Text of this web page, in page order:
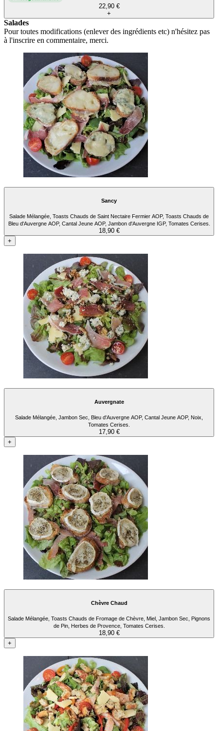
22,90 €
+
Salades
Pour toutes modifications (enlever des ingrédients etc) n'hésitez pas
à l'inscrire en commentaire, merci.
Sancy
Salade Mélangée, Toasts Chauds de Saint Nectaire Fermier AOP, Toasts Chauds de
Bleu d'Auvergne AOP, Cantal Jeune AOP, Jambon d'Auvergne IGP, Tomates Cerises.
18,90 €
+
Auvergnate
Salade Mélangée, Jambon Sec, Bleu d'Auvergne AOP, Cantal Jeune AOP, Noix,
Tomates Cerises.
17,90 €
+
Chèvre Chaud
Salade Mélangée, Toasts Chauds de Fromage de Chèvre, Miel, Jambon Sec, Pignons
de Pin, Herbes de Provence, Tomates Cerises.
18,90 €
+